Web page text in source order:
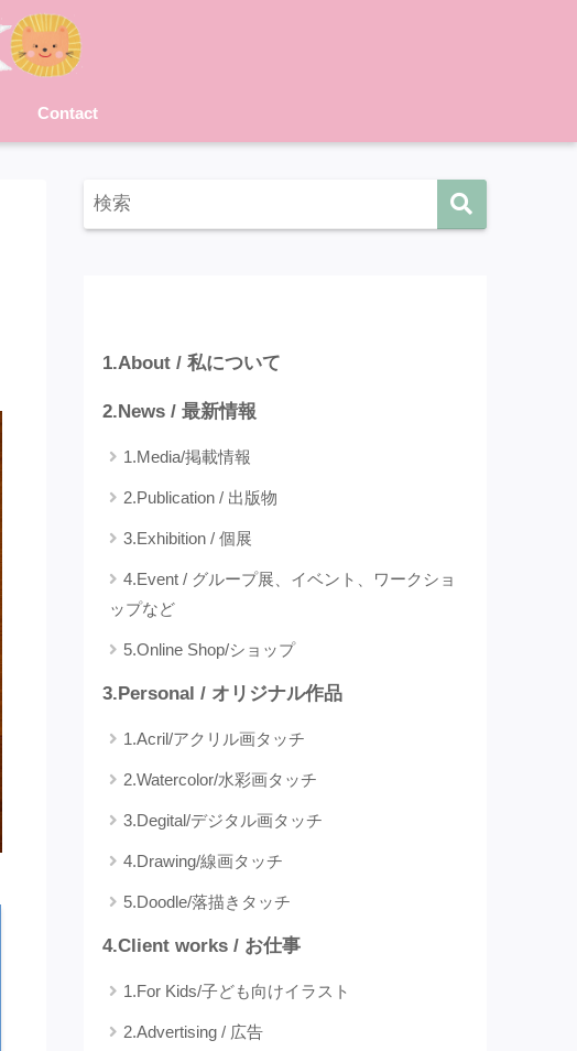
Contact
1.About / 私について
2.News / 最新情報
1.Media/掲載情報
2.Publication / 出版物
3.Exhibition / 個展
4.Event / グループ展、イベント、ワークショ
ップなど
5.Online Shop/ショップ
3.Personal / オリジナル作品
1.Acril/アクリル画タッチ
2.Watercolor/水彩画タッチ
3.Degital/デジタル画タッチ
4.Drawing/線画タッチ
5.Doodle/落描きタッチ
4.Client works / お仕事
1.For Kids/子ども向けイラスト
2.Advertising / 広告